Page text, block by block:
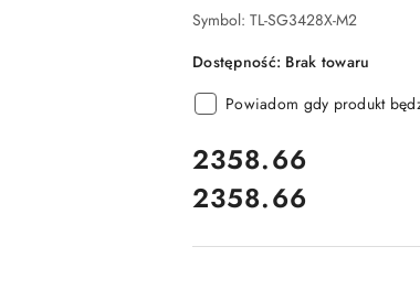
Symbol: TL-SG3428X-M2
Dostępność: Brak towaru
Powiadom gdy produkt
cena:
2358.66
Cena:
2358.66